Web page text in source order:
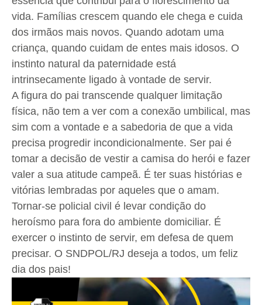
vida. Famílias crescem quando ele chega e cuida
dos irmãos mais novos. Quando adotam uma
criança, quando cuidam de entes mais idosos. O
instinto natural da paternidade está
intrinsecamente ligado à vontade de servir.
A figura do pai transcende qualquer limitação
física, não tem a ver com a conexão umbilical, mas
sim com a vontade e a sabedoria de que a vida
precisa progredir incondicionalmente. Ser pai é
tomar a decisão de vestir a camisa do herói e fazer
valer a sua atitude campeã. É ter suas histórias e
vitórias lembradas por aqueles que o amam.
Tornar-se policial civil é levar condição do
heroísmo para fora do ambiente domiciliar. É
exercer o instinto de servir, em defesa de quem
precisar. O SNDPOL/RJ deseja a todos, um feliz
dia dos pais!